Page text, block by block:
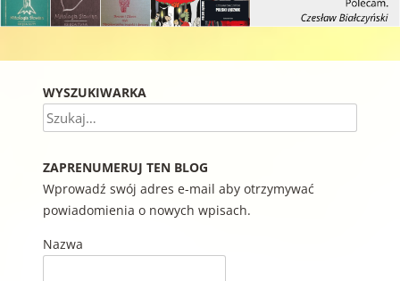
WYSZUKIWARKA
Szukaj
ZAPRENUMERUJ TEN BLOG
Wprowadź swój adres e-mail aby otrzymywać
powiadomienia o nowych wpisach.
Nazwa